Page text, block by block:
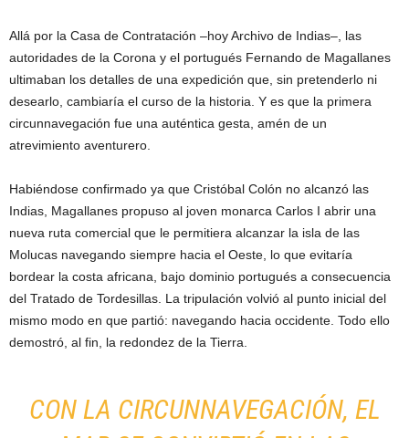
Allá por la Casa de Contratación –hoy Archivo de Indias–, las
autoridades de la Corona y el portugués Fernando de Magallanes
ultimaban los detalles de una expedición que, sin pretenderlo ni
desearlo, cambiaría el curso de la historia. Y es que la primera
circunnavegación fue una auténtica gesta, amén de un
atrevimiento aventurero.
Habiéndose confirmado ya que Cristóbal Colón no alcanzó las
Indias, Magallanes propuso al joven monarca Carlos I abrir una
nueva ruta comercial que le permitiera alcanzar la isla de las
Molucas navegando siempre hacia el Oeste, lo que evitaría
bordear la costa africana, bajo dominio portugués a consecuencia
del Tratado de Tordesillas. La tripulación volvió al punto inicial del
mismo modo en que partió: navegando hacia occidente. Todo ello
demostró, al fin, la redondez de la Tierra.
CON LA CIRCUNNAVEGACIÓN, EL